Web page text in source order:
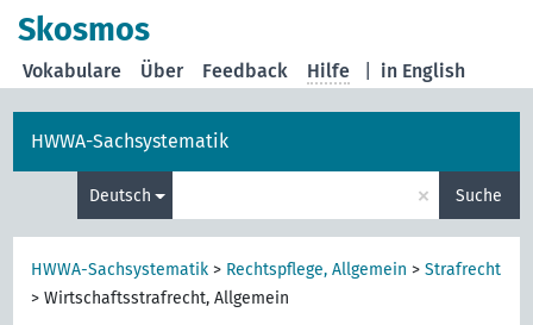
Skosmos
in English
Vokabulare Über Feedback Hilfe
HWWA-Sachsystematik
Deutsch × Suche
HWWA-Sachsystematik > Rechtspflege, Allgemein >Strafrecht
>Wirtschaftsstrafrecht, Allgemein